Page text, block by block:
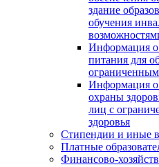
здание
обучения
Информация о
питания для
Информация о
охраны
лиц с
здоровья
Стипендии и иные
Платные
Финансово-